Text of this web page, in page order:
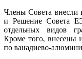
Члены Совета внесли
и Решение Совета
отдельных видов
Кроме того, внесены
по ванадиево-